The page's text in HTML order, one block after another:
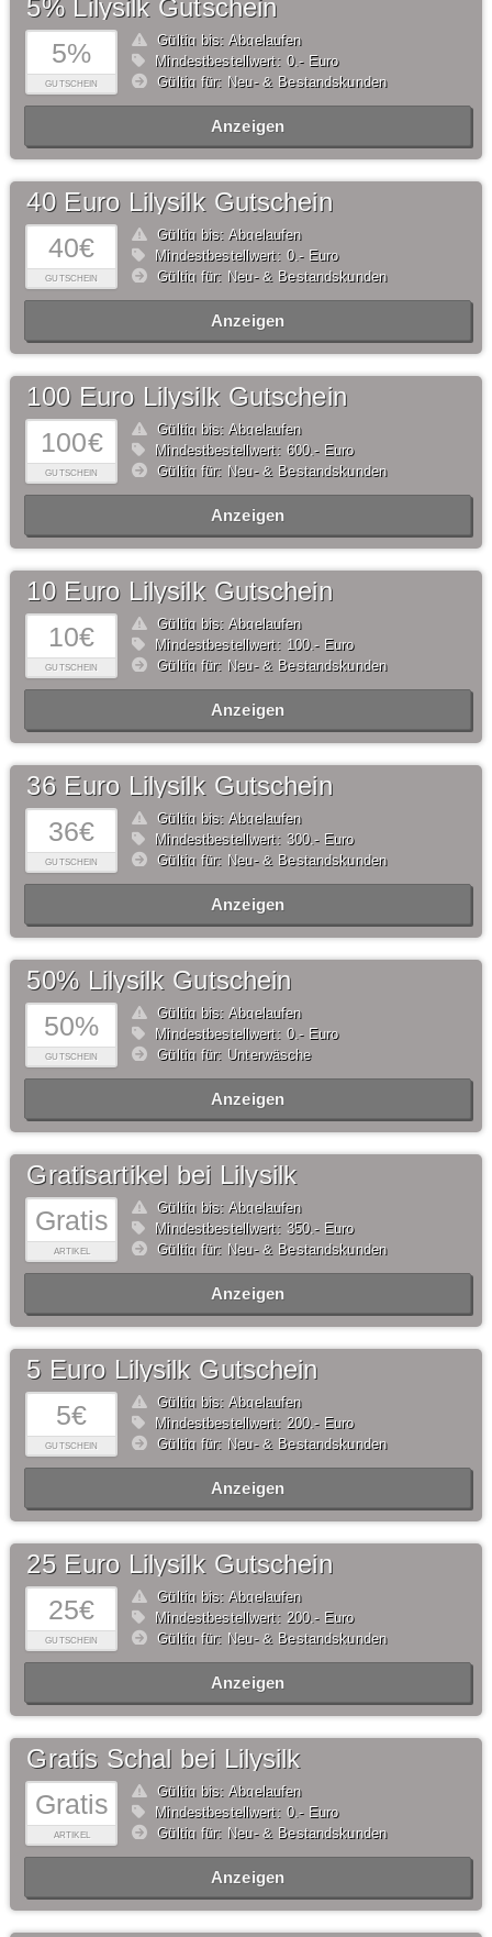
5%
GUTSCHEIN
5% Lilysilk Gutschein
Gültig bis: Abgelaufen
Mindestbestellwert: 0,- Euro
Gültig für: Neu- & Bestandskunden
Anzeigen
40€
GUTSCHEIN
40 Euro Lilysilk Gutschein
Gültig bis: Abgelaufen
Mindestbestellwert: 0,- Euro
Gültig für: Neu- & Bestandskunden
Anzeigen
100€
GUTSCHEIN
100 Euro Lilysilk Gutschein
Gültig bis: Abgelaufen
Mindestbestellwert: 600,- Euro
Gültig für: Neu- & Bestandskunden
Anzeigen
10€
GUTSCHEIN
10 Euro Lilysilk Gutschein
Gültig bis: Abgelaufen
Mindestbestellwert: 100,- Euro
Gültig für: Neu- & Bestandskunden
Anzeigen
36€
GUTSCHEIN
36 Euro Lilysilk Gutschein
Gültig bis: Abgelaufen
Mindestbestellwert: 300,- Euro
Gültig für: Neu- & Bestandskunden
Anzeigen
50%
GUTSCHEIN
50% Lilysilk Gutschein
Gültig bis: Abgelaufen
Mindestbestellwert: 0,- Euro
Gültig für: Unterwäsche
Anzeigen
Gratis
ARTIKEL
Gratisartikel bei Lilysilk
Gültig bis: Abgelaufen
Mindestbestellwert: 350,- Euro
Gültig für: Neu- & Bestandskunden
Anzeigen
5€
GUTSCHEIN
5 Euro Lilysilk Gutschein
Gültig bis: Abgelaufen
Mindestbestellwert: 200,- Euro
Gültig für: Neu- & Bestandskunden
Anzeigen
25€
GUTSCHEIN
25 Euro Lilysilk Gutschein
Gültig bis: Abgelaufen
Mindestbestellwert: 200,- Euro
Gültig für: Neu- & Bestandskunden
Anzeigen
Gratis
ARTIKEL
Gratis Schal bei Lilysilk
Gültig bis: Abgelaufen
Mindestbestellwert: 0,- Euro
Gültig für: Neu- & Bestandskunden
Anzeigen